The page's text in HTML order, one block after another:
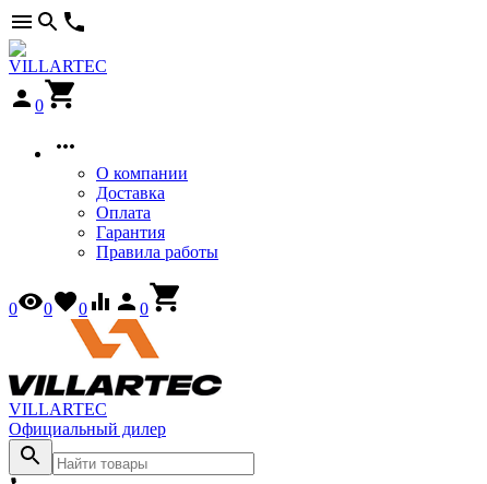
0
О компании
Доставка
Оплата
Гарантия
Правила работы
0 0 0 0
VILLARTEC
Официальный дилер